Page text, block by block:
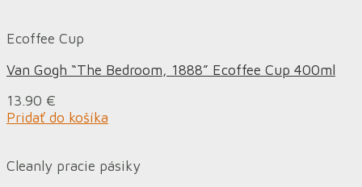
Ecoffee Cup
Van Gogh “The Bedroom, 1888” Ecoffee Cup 400ml
13.90 €
Pridať do košíka
Cleanly pracie pásiky